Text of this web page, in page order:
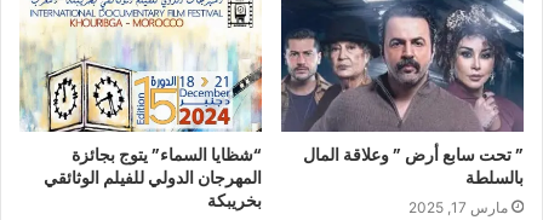
” تحت سابع أرض ” وعلاقة المال
بالسلطة
مارس 17, 2025
“شظايا السماء” يتوج بجائزة
المهرجان الدولي للفيلم الوثائقي
بخريبكة